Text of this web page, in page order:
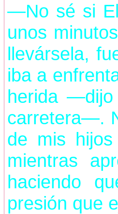
—No sé si
unos
llevársela,
iba a
herida —dijo
carretera—.
de mis
mientras
haciendo
presión que